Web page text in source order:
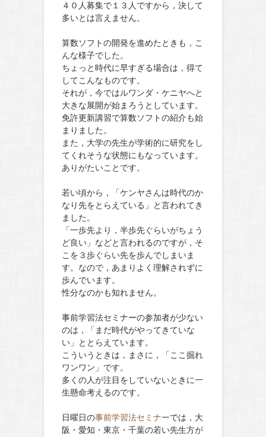
４０人募集で１３人ですから，決して
多いとは言えません。
算数ソフトの開発を進めたときも，こ
んな様子でした。
ちょっと時代に早すぎる場合は，得て
してこんなものです。
それが，今ではルワンダ・ケニヤへと
大きな展開が始まろうとしています。
免許更新講習で算数ソフトの紹介も始
まりました。
また，大学の先生が学術的に研究をし
てくれそうな状態にもなっています。
ありがたいことです。
若い頃から，「ケンヤさんは時代のか
なり先をとらえている」と言われてき
ました。
「一歩先より，半歩先ぐらいがちょう
ど良い」などと言われるのですが，そ
こを３歩ぐらい先を歩んでしまいま
す。なので，あまりよく理解されずに
歩んでいます。
性分なのかも知れません。
事前学習法セミナーの参加者が少ない
のは，「まだ時代がやってきていな
い」ととらえています。
こういうときは，まさに，「ここ掘れ
ワンワン」です。
多くの人が注目をしていないときに一
生懸命考えるのです。
日曜日の事前学習法セミナーでは，大
阪・愛知・東京・千葉の若い先生方が